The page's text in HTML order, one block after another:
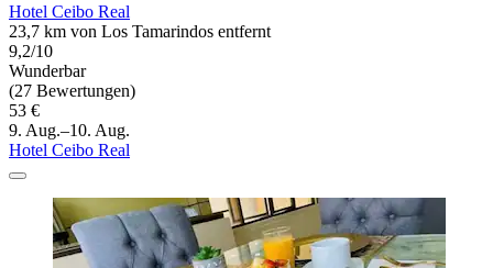
Hotel Ceibo Real
23,7 km von Los Tamarindos entfernt
9,2/10
Wunderbar
(27 Bewertungen)
53 €
9. Aug.–10. Aug.
Hotel Ceibo Real